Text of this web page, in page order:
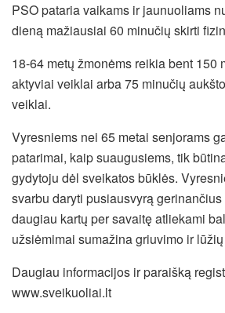
PSO pataria vaikams ir jaunuoliams
dieną mažiausiai 60 minučių skirti
18-64 metų žmonėms reikia bent 150
aktyviai veiklai arba 75 minučių
veiklai.
Vyresniems nei 65 metai senjorams
patarimai, kaip suaugusiems, tik
gydytoju dėl sveikatos būklės.
svarbu daryti pusiausvyrą
daugiau kartų per savaitę atliekami
užsiėmimai sumažina griuvimo ir
Daugiau informacijos ir paraišką
www.sveikuoliai.lt